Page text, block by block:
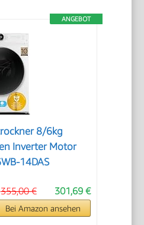
ANGEBOT
8/6kg
Inverter Motor
14DAS
301,69 €
355,00 €
Bei Amazon ansehen